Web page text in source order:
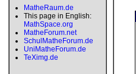
MatheRaum.de
This page in English:
MathSpace.org
MatheForum.net
SchulMatheForum.de
UniMatheForum.de
TeXimg.de